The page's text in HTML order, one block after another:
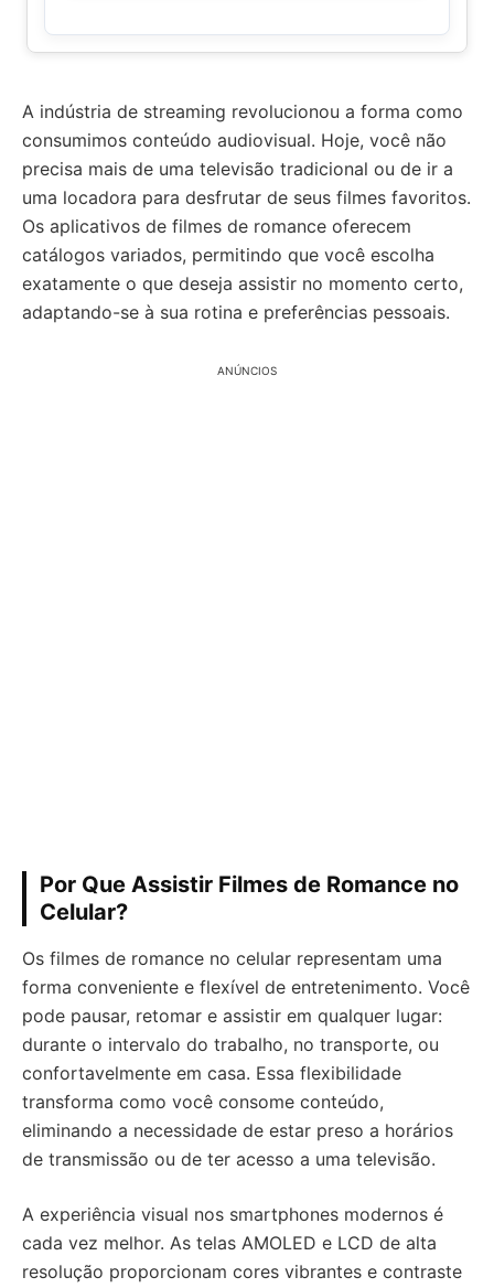
A indústria de streaming revolucionou a forma como
consumimos conteúdo audiovisual. Hoje, você não
precisa mais de uma televisão tradicional ou de ir a
uma locadora para desfrutar de seus filmes favoritos.
Os aplicativos de filmes de romance oferecem
catálogos variados, permitindo que você escolha
exatamente o que deseja assistir no momento certo,
adaptando-se à sua rotina e preferências pessoais.
ANÚNCIOS
Por Que Assistir Filmes de Romance no
Celular?
Os filmes de romance no celular representam uma
forma conveniente e flexível de entretenimento. Você
pode pausar, retomar e assistir em qualquer lugar:
durante o intervalo do trabalho, no transporte, ou
confortavelmente em casa. Essa flexibilidade
transforma como você consome conteúdo,
eliminando a necessidade de estar preso a horários
de transmissão ou de ter acesso a uma televisão.
A experiência visual nos smartphones modernos é
cada vez melhor. As telas AMOLED e LCD de alta
resolução proporcionam cores vibrantes e contraste